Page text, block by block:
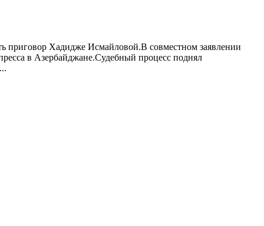
приговор Хадидже Исмайловой.В совместном заявлении
в Азербайджане.Судебный процесс поднял